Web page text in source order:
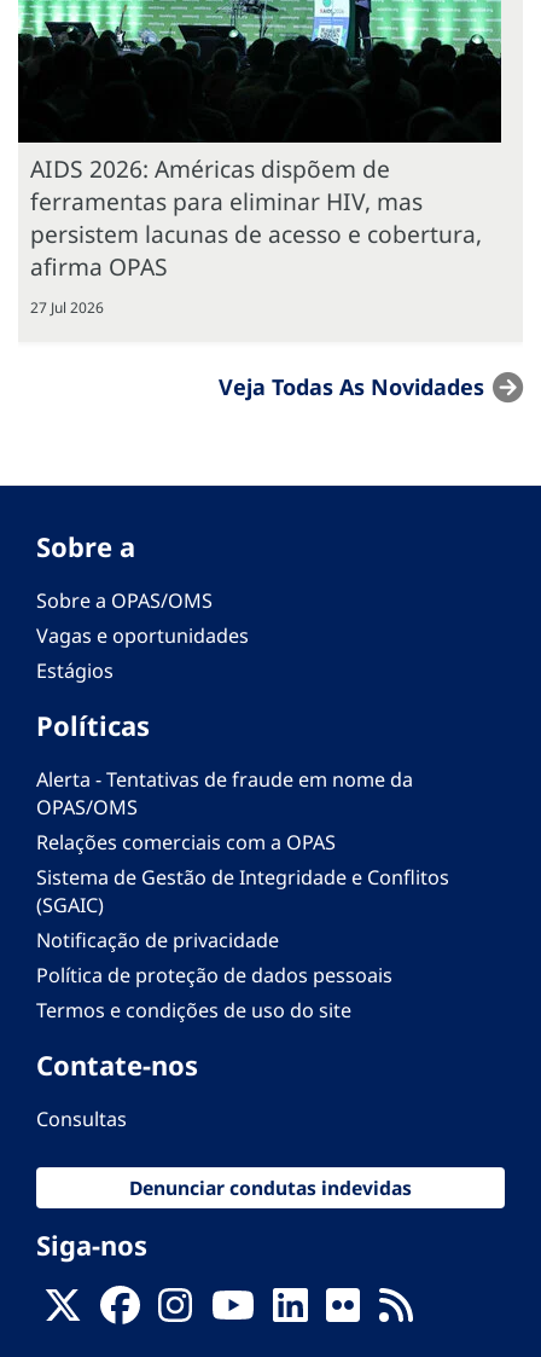
AIDS 2026: Américas dispõem de
ferramentas para eliminar HIV, mas
persistem lacunas de acesso e cobertura,
afirma OPAS
27 Jul 2026
Veja Todas As Novidades
Sobre a
Sobre a OPAS/OMS
Vagas e oportunidades
Estágios
Políticas
Alerta - Tentativas de fraude em nome da
OPAS/OMS
Relações comerciais com a OPAS
Sistema de Gestão de Integridade e Conflitos
(SGAIC)
Notificação de privacidade
Política de proteção de dados pessoais
Termos e condições de uso do site
Contate-nos
Consultas
Denunciar condutas indevidas
Siga-nos